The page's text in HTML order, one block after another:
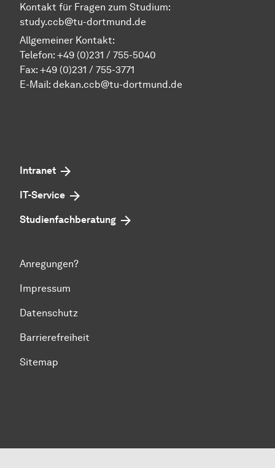
Kontakt für Fragen zum Studium:
study.ccb@tu-dortmund.de
Allgemeiner Kontakt:
Telefon: +49 (0)231 / 755-5040
Fax: +49 (0)231 / 755-3771
E-Mail: dekan.ccb@tu-dortmund.de
Intranet
IT-Service
Studienfachberatung
Anregungen?
Impressum
Datenschutz
Barrierefreiheit
Sitemap